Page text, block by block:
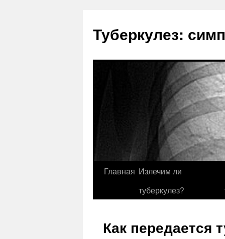
Туберкулез:
Главная Излечим ли
туберкулез?
Как передается